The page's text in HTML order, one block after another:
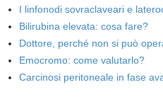
I linfonodi sovraclaveari e
Bilirubina elevata: cosa fare?
Dottore, perché non si può
Emocromo: come valutarlo?
Carcinosi peritoneale in fase